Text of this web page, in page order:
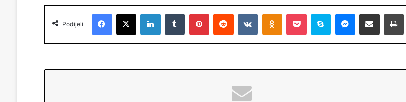
Podijeli
Facebook X LinkedIn Tumblr Pinterest Reddit VKontakte Odnoklassniki Pocket Skype Messenger Podijeli putem Emaila Printaj